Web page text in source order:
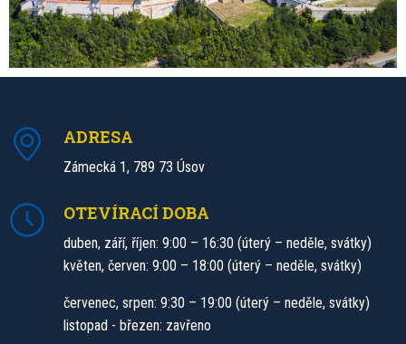
ADRESA
Zámecká 1, 789 73 Úsov
OTEVÍRACÍ DOBA
duben, září, říjen: 9:00 – 16:30 (úterý – neděle, svátky)
květen, červen: 9:00 – 18:00 (úterý – neděle, svátky)
červenec, srpen: 9:30 – 19:00 (úterý – neděle, svátky)
listopad - březen: zavřeno